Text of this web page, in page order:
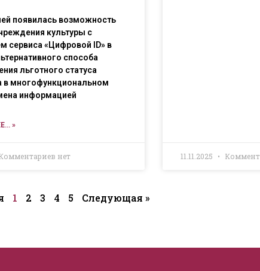
появилась возможность
культуры с
сервиса «Цифровой ID» в
способа
льготного статуса
в многофункциональном
информацией
»
нет 11.11.2025
1 2 3 4 5 Следующая »